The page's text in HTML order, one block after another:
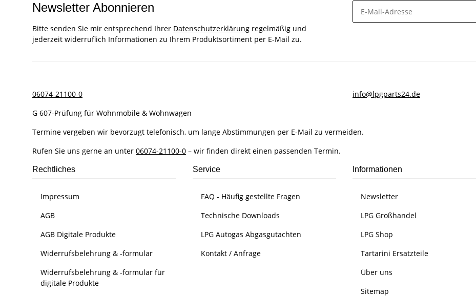
Newsletter Abonnieren
Bitte senden Sie mir entsprechend Ihrer Datenschutzerklärung regelmäßig und
jederzeit widerruflich Informationen zu Ihrem Produktsortiment per E-Mail zu.
06074-21100-0
info@lpgparts24.de
G 607-Prüfung für Wohnmobile & Wohnwagen
Termine vergeben wir bevorzugt telefonisch, um lange Abstimmungen per E-Mail zu vermeiden.
Rufen Sie uns gerne an unter 06074-21100-0 – wir finden direkt einen passenden Termin.
Rechtliches
Impressum
AGB
AGB Digitale Produkte
Widerrufsbelehrung & -formular
Widerrufsbelehrung & -formular für
digitale Produkte
Service
FAQ - Häufig gestellte Fragen
Technische Downloads
LPG Autogas Abgasgutachten
Kontakt / Anfrage
Informationen
Newsletter
LPG Großhandel
LPG Shop
Tartarini Ersatzteile
Über uns
Sitemap